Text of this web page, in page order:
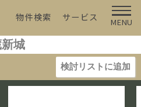
物件検索 サービス MENU
城
検討リストに追加